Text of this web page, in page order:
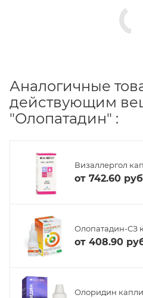
Аналогичные
действующим
"Олопатадин" :
Визаллергол
от 742.60
Олопатадин-СЗ
от 408.90
Олоридин капли